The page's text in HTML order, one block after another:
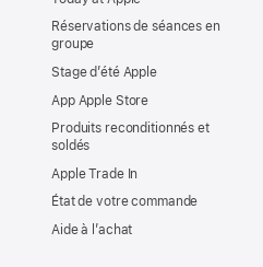
Réservations de séances en
groupe
Stage d’été Apple
App Apple Store
Produits reconditionnés et
soldés
Apple Trade In
État de votre commande
Aide à l’achat